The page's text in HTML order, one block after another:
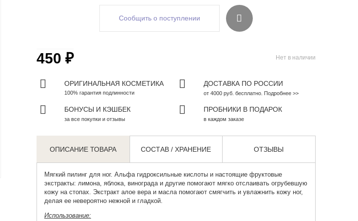
Сообщить о поступлении
Нет в наличии
450 ₽
ОРИГИНАЛЬНАЯ КОСМЕТИКА
100% гарантия подлинности
ДОСТАВКА ПО РОССИИ
от 4000 руб. бесплатно. Подробнее >>
БОНУСЫ И КЭШБЕК
за все покупки и отзывы
ПРОБНИКИ В ПОДАРОК
в каждом заказе
ОПИСАНИЕ ТОВАРА СОСТАВ / ХРАНЕНИЕ ОТЗЫВЫ
Мягкий пилинг для ног. Альфа гидроксильные кислоты и настоящие фруктовые
экстракты: лимона, яблока, винограда и другие помогают мягко отслаивать огрубевшую
кожу на стопах. Экстракт алое вера и масла помогают смягчить и увлажнить кожу ног,
делая ее невероятно нежной и гладкой.
Использование: